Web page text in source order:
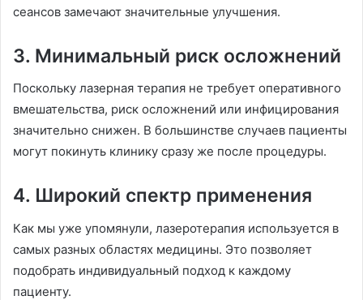
сеансов замечают значительные улучшения.
3. Минимальный риск осложнений
Поскольку лазерная терапия не требует оперативного
вмешательства, риск осложнений или инфицирования
значительно снижен. В большинстве случаев пациенты
могут покинуть клинику сразу же после процедуры.
4. Широкий спектр применения
Как мы уже упомянули, лазеротерапия используется в
самых разных областях медицины. Это позволяет
подобрать индивидуальный подход к каждому
пациенту.